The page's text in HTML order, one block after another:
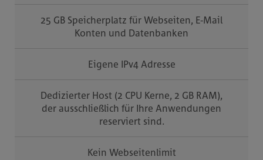
25 GB Speicherplatz für Webseiten, E-Mail
Konten und Datenbanken
Eigene IPv4 Adresse
Dedizierter Host (2 CPU Kerne, 2 GB RAM),
der ausschließlich für Ihre Anwendungen
reserviert sind.
Kein Webseitenlimit